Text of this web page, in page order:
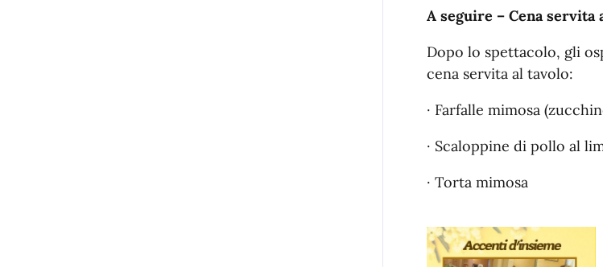
A seguire – Cena servita
Dopo lo spettacolo, gli
cena servita al tavolo:
· Farfalle mimosa
· Scaloppine di pollo al
· Torta mimosa